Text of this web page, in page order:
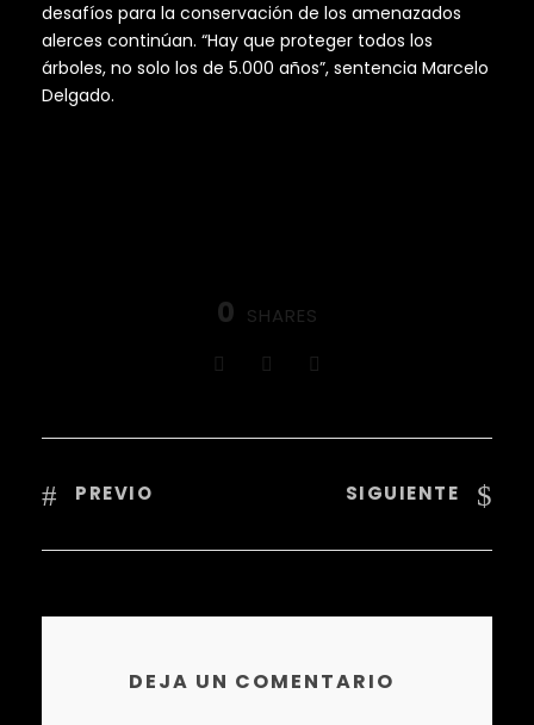
desafíos para la conservación de los amenazados
alerces continúan. “Hay que proteger todos los
árboles, no solo los de 5.000 años”, sentencia Marcelo
Delgado.
0 SHARES
PREVIO SIGUIENTE
DEJA UN COMENTARIO